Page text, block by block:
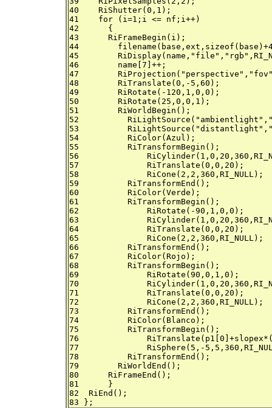
40    RiShutter(0,1);
41    for (i=1;i <= nf;i++)
42 	{
43 	RiFrameBegin(i);
44	  filename(base,ext,sizeof(base)+4,i-1,name);
45	  RiDisplay(name,"file","rgb",RI_NULL);
46	  name[7]++;
47	  RiProjection("perspective","fov",&fov,RI_NULL);
48	  RiTranslate(0,-5,60);
49	  RiRotate(-120,1,0,0);
50	  RiRotate(25,0,0,1);
51	  RiWorldBegin();
52	    RiLightSource("ambientlight","intensity",&intensity1,RI_NULL);
53	    RiLightSource("distantlight","intensity",&intensity2,"from",from,"to",to,RI_NULL);
54	    RiColor(Azul);
55	    RiTransformBegin();
56	    	RiCylinder(1,0,20,360,RI_NULL);
57	  	RiTranslate(0,0,20);
58	  	RiCone(2,2,360,RI_NULL);
59	    RiTransformEnd();
60	    RiColor(Verde);
61	    RiTransformBegin();
62		RiRotate(-90,1,0,0);
63		RiCylinder(1,0,20,360,RI_NULL);
64		RiTranslate(0,0,20);
65		RiCone(2,2,360,RI_NULL);
66	    RiTransformEnd();
67	    RiColor(Rojo);
68	    RiTransformBegin();
69		RiRotate(90,0,1,0);
70		RiCylinder(1,0,20,360,RI_NULL);
71		RiTranslate(0,0,20);
72		RiCone(2,2,360,RI_NULL);
73	    RiTransformEnd();
74	    RiColor(Blanco);
75	    RiTransformBegin();
76		RiTranslate(p1[0]+slopex*(i-1),p1[1]+slopey*(i-1),p1[2]+slopez*(i-1));
77		RiSphere(5,-5,5,360,RI_NULL);
78	    RiTransformEnd();
79	  RiWorldEnd();
80	RiFrameEnd();
81	}
82  RiEnd();
83 };